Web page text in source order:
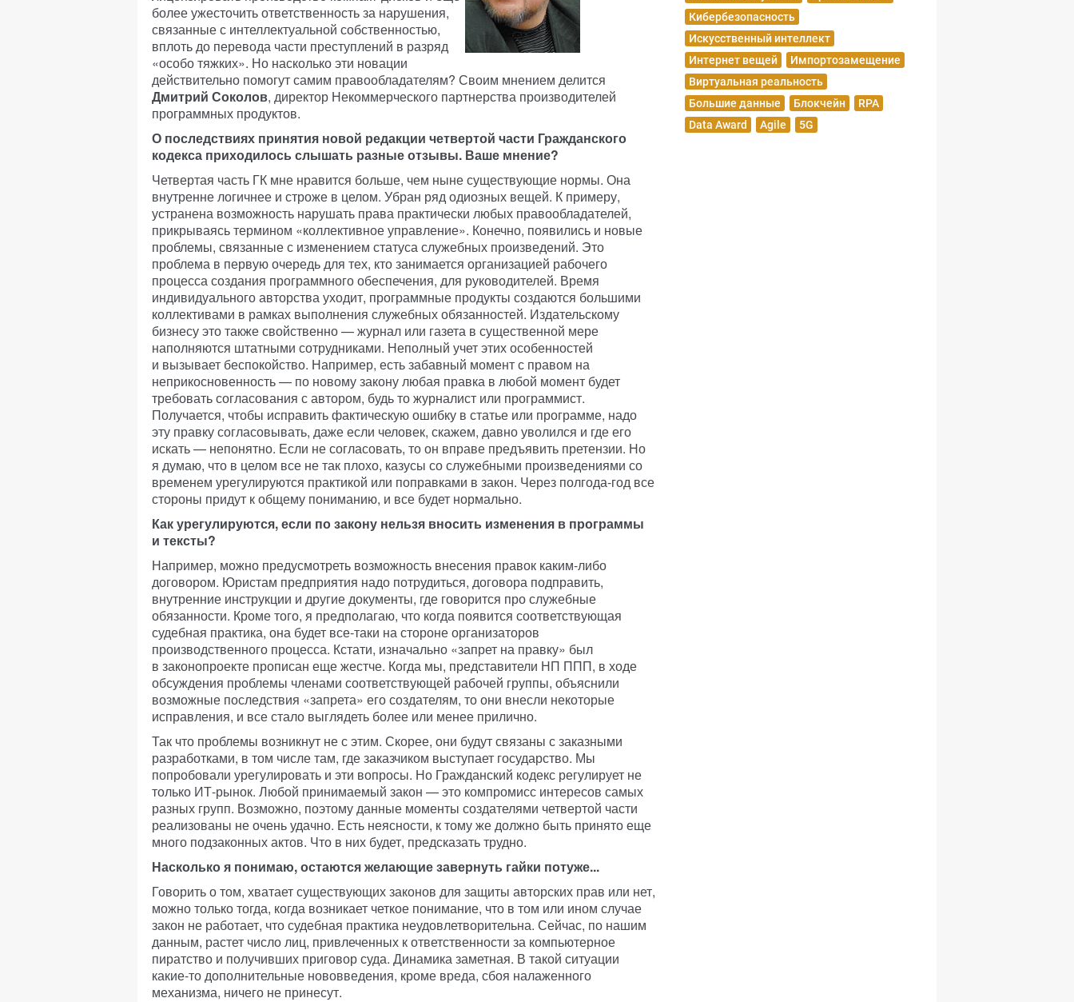
более ужесточить ответственность за нарушения,
связанные с интеллектуальной собственностью,
вплоть до перевода части преступлений в разряд
«особо тяжких». Но насколько эти новации
действительно помогут самим правообладателям? Своим мнением делится
Дмитрий Соколов, директор Некоммерческого партнерства производителей
программных продуктов.
О последствиях принятия новой редакции четвертой части Гражданского
кодекса приходилось слышать разные отзывы. Ваше мнение?
Четвертая часть ГК мне нравится больше, чем ныне существующие нормы. Она
внутренне логичнее и строже в целом. Убран ряд одиозных вещей. К примеру,
устранена возможность нарушать права практически любых правообладателей,
прикрываясь термином «коллективное управление». Конечно, появились и новые
проблемы, связанные с изменением статуса служебных произведений. Это
проблема в первую очередь для тех, кто занимается организацией рабочего
процесса создания программного обеспечения, для руководителей. Время
индивидуального авторства уходит, программные продукты создаются большими
коллективами в рамках выполнения служебных обязанностей. Издательскому
бизнесу это также свойственно — журнал или газета в существенной мере
наполняются штатными сотрудниками. Неполный учет этих особенностей
и вызывает беспокойство. Например, есть забавный момент с правом на
неприкосновенность — по новому закону любая правка в любой момент будет
требовать согласования с автором, будь то журналист или программист.
Получается, чтобы исправить фактическую ошибку в статье или программе, надо
эту правку согласовывать, даже если человек, скажем, давно уволился и где его
искать — непонятно. Если не согласовать, то он вправе предъявить претензии. Но
я думаю, что в целом все не так плохо, казусы со служебными произведениями со
временем урегулируются практикой или поправками в закон. Через полгода-год все
стороны придут к общему пониманию, и все будет нормально.
Как урегулируются, если по закону нельзя вносить изменения в программы
и тексты?
Например, можно предусмотреть возможность внесения правок каким-либо
договором. Юристам предприятия надо потрудиться, договора подправить,
внутренние инструкции и другие документы, где говорится про служебные
обязанности. Кроме того, я предполагаю, что когда появится соответствующая
судебная практика, она будет все-таки на стороне организаторов
производственного процесса. Кстати, изначально «запрет на правку» был
в законопроекте прописан еще жестче. Когда мы, представители НП ППП, в ходе
обсуждения проблемы членами соответствующей рабочей группы, объяснили
возможные последствия «запрета» его создателям, то они внесли некоторые
исправления, и все стало выглядеть более или менее прилично.
Так что проблемы возникнут не с этим. Скорее, они будут связаны с заказными
разработками, в том числе там, где заказчиком выступает государство. Мы
попробовали урегулировать и эти вопросы. Но Гражданский кодекс регулирует не
только ИТ-рынок. Любой принимаемый закон — это компромисс интересов самых
разных групп. Возможно, поэтому данные моменты создателями четвертой части
реализованы не очень удачно. Есть неясности, к тому же должно быть принято еще
много подзаконных актов. Что в них будет, предсказать трудно.
Насколько я понимаю, остаются желающие завернуть гайки потуже...
Говорить о том, хватает существующих законов для защиты авторских прав или нет,
можно только тогда, когда возникает четкое понимание, что в том или ином случае
закон не работает, что судебная практика неудовлетворительна. Сейчас, по нашим
данным, растет число лиц, привлеченных к ответственности за компьютерное
пиратство и получивших приговор суда. Динамика заметная. В такой ситуации
какие-то дополнительные нововведения, кроме вреда, сбоя налаженного
механизма, ничего не принесут.
Кибербезопасность
Искусственный интеллект
Интернет вещей
Импортозамещение
Виртуальная реальность
Большие данные
Блокчейн
RPA
Data Award
Agile 5G